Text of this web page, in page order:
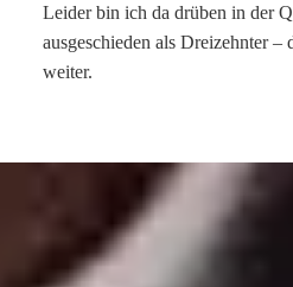
Leider bin ich da drüben in der
ausgeschieden als Dreizehnter –
weiter.